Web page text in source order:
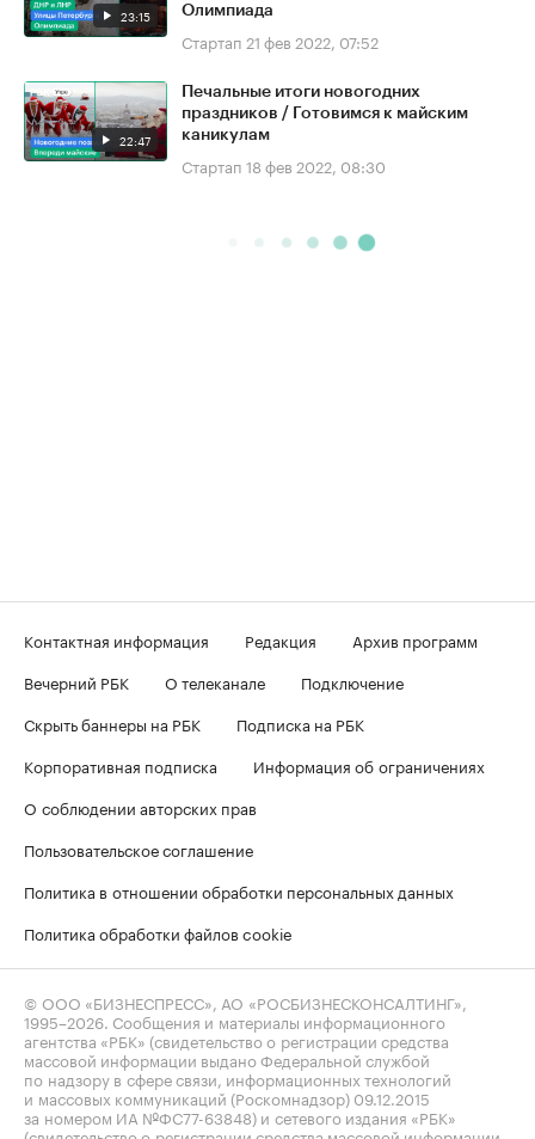
23:15
Олимпиада
Стартап 21 фев 2022, 07:52
22:47
Печальные итоги новогодних
праздников / Готовимся к майским
каникулам
Стартап 18 фев 2022, 08:30
Контактная информация Редакция
Архив программ
Вечерний РБК
О телеканале
Подключение
Скрыть баннеры на РБК
Подписка на РБК
Корпоративная подписка
Информация об ограничениях
О соблюдении авторских прав
Пользовательское соглашение
Политика в отношении обработки персональных данных
Политика обработки файлов cookie
© ООО «БИЗНЕСПРЕСС», АО «РОСБИЗНЕСКОНСАЛТИНГ»,
1995–2026 . Сообщения и материалы информационного
агентства «РБК» (свидетельство о регистрации средства
массовой информации выдано Федеральной службой
по надзору в сфере связи, информационных технологий
и массовых коммуникаций (Роскомнадзор) 09.12.2015
за номером ИА №ФС77-63848) и сетевого издания «РБК»